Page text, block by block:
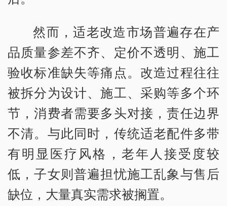
然而，适老改造市场普遍存在产
品质量参差不齐、定价不透明、施工
验收标准缺失等痛点。改造过程往往
被拆分为设计、施工、采购等多个环
节，消费者需要多头对接，责任边界
不清。与此同时，传统适老配件多带
有明显医疗风格，老年人接受度较
低，子女则普遍担忧施工乱象与售后
缺位，大量真实需求被搁置。